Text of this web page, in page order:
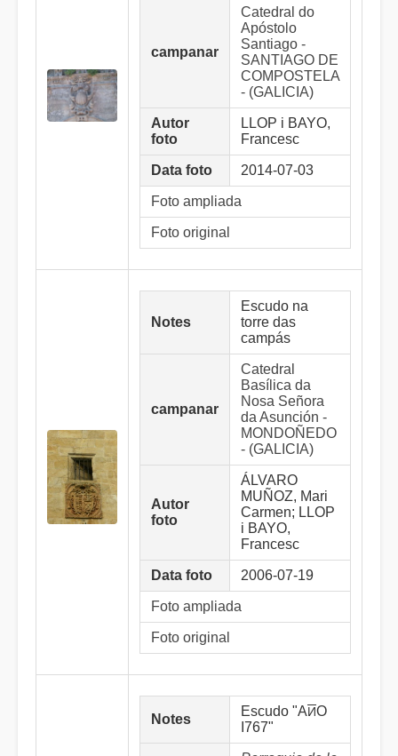
campanar
Catedral do
Apóstolo
Santiago -
SANTIAGO DE
COMPOSTELA
- (GALICIA)
Autor
foto
LLOP i BAYO,
Francesc
Data foto 2014-07-03
Foto ampliada
Foto original
Notes
Escudo na
torre das
campás
campanar
Catedral
Basílica da
Nosa Señora
da Asunción -
MONDOÑEDO
- (GALICIA)
Autor
foto
ÁLVARO
MUÑOZ, Mari
Carmen; LLOP
i BAYO,
Francesc
Data foto 2006-07-19
Foto ampliada
Foto original
Notes
Escudo "AИO
I767"